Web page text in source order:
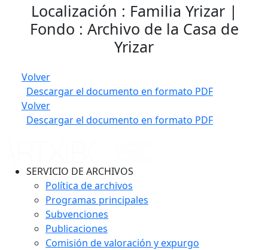
Localización : Familia Yrizar |
Fondo : Archivo de la Casa de
Yrizar
Volver
Descargar el documento en formato PDF
Volver
Descargar el documento en formato PDF
SERVICIO DE ARCHIVOS
Política de archivos
Programas principales
Subvenciones
Publicaciones
Comisión de valoración y expurgo